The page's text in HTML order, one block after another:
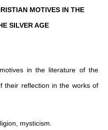
MOTIVES IN THE
SILVER AGE
in the literature of the
their reflection in the works of
mysticism.